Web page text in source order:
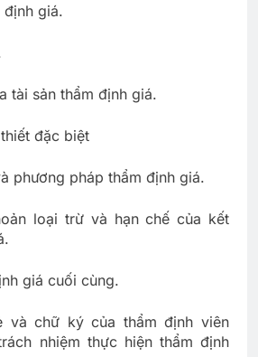
định giá.
tài sản thẩm định giá.
đặc biệt
phương pháp thẩm định giá.
loại trừ và hạn chế của kết
giá cuối cùng.
và chữ ký của thẩm định viên
nhiệm thực hiện thẩm định